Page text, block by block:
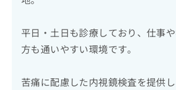
平日・土日も診療しており、仕事
方も通いやすい環境です。
苦痛に配慮した内視鏡検査を提供